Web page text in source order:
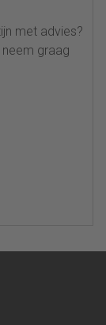
met advies?
graag